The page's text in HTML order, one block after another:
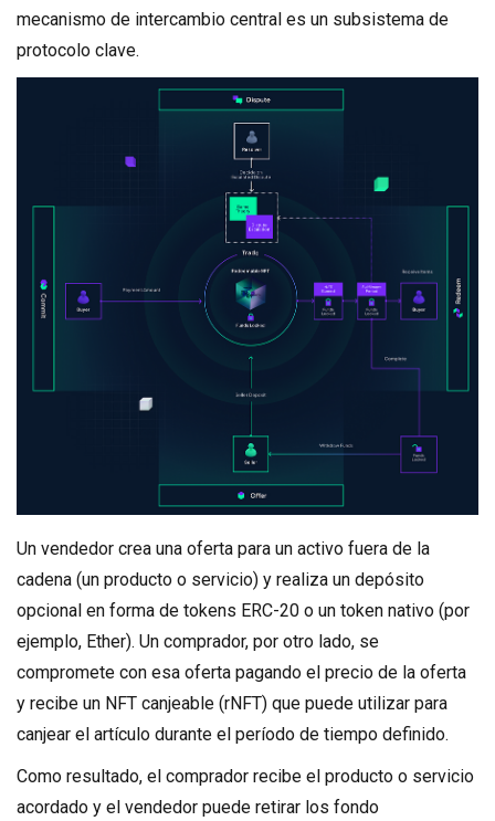
mecanismo de intercambio central es un subsistema de
protocolo clave.
Un vendedor crea una oferta para un activo fuera de la
cadena (un producto o servicio) y realiza un depósito
opcional en forma de tokens ERC-20 o un token nativo (por
ejemplo, Ether). Un comprador, por otro lado, se
compromete con esa oferta pagando el precio de la oferta
y recibe un NFT canjeable (rNFT) que puede utilizar para
canjear el artículo durante el período de tiempo definido.
Como resultado, el comprador recibe el producto o servicio
acordado y el vendedor puede retirar los fondo